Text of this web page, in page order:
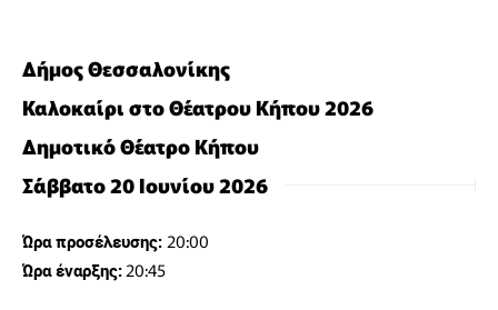
Δήμος Θεσσαλονίκης
Καλοκαίρι στο Θέατρου Κήπου 2026
Δημοτικό Θέατρο Κήπου
Σάββατο 20 Ιουνίου 2026
Ώρα προσέλευσης: 20:00
Ώρα έναρξης: 20:45